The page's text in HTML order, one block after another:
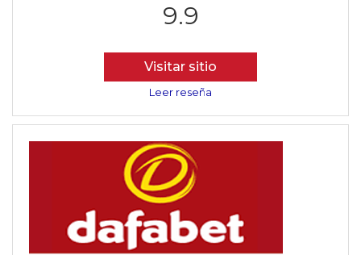
9.9
Visitar sitio
Leer reseña